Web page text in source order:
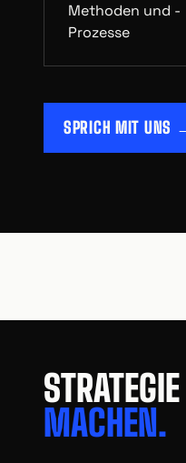
Methoden und -
Prozesse
SPRICH MIT UNS
STRATEGIE
MACHEN.